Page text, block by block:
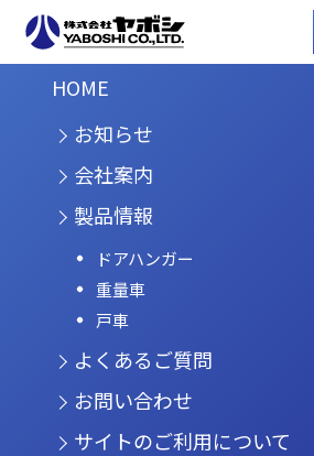
HOME
お知らせ
会社案内
製品情報
ドアハンガー
重量車
戸車
よくあるご質問
お問い合わせ
サイトのご利用について